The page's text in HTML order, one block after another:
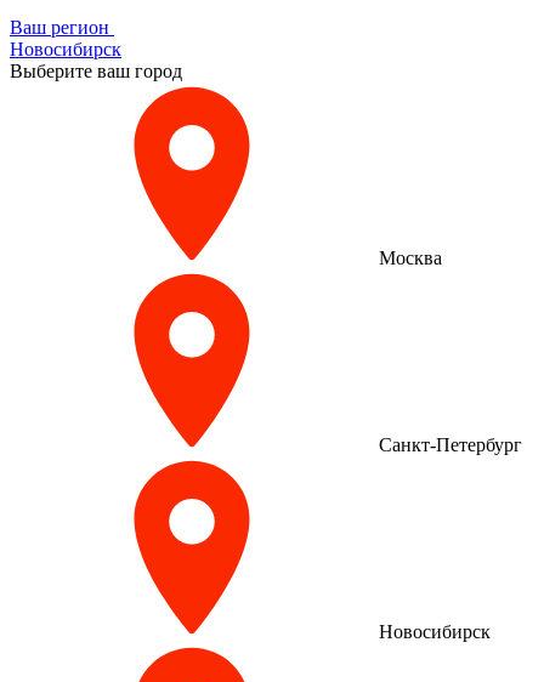
Ваш регион
Новосибирск
Выберите ваш город
Москва
Санкт-Петербург
Новосибирск